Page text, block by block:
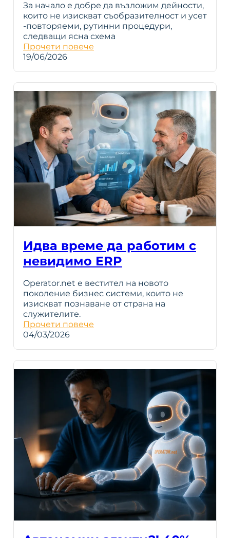
За начало е добре да възложим дейности,
които не изискват съобразителност и усет
-повторяеми, рутинни процедури,
следващи ясна схема
Прочети повече
19/06/2026
Идва време да работим с
невидимо ERP
Operator.net е вестител на новото
поколение бизнес системи, които не
изискват познаване от страна на
служителите.
Прочети повече
04/03/2026